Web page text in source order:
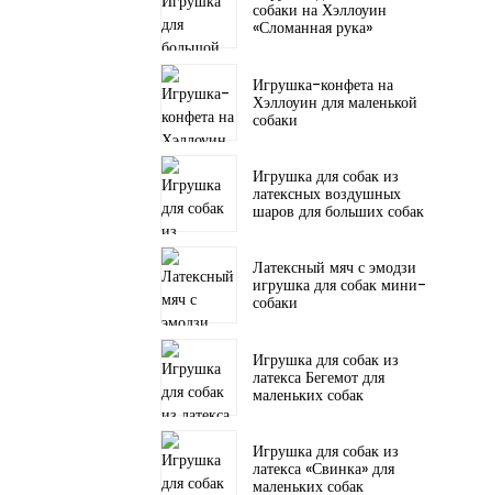
собаки на Хэллоуин
«Сломанная рука»
Игрушка-конфета на
Хэллоуин для маленькой
собаки
Игрушка для собак из
латексных воздушных
шаров для больших собак
Латексный мяч с эмодзи
игрушка для собак мини-
собаки
Игрушка для собак из
латекса Бегемот для
маленьких собак
Игрушка для собак из
латекса «Свинка» для
маленьких собак